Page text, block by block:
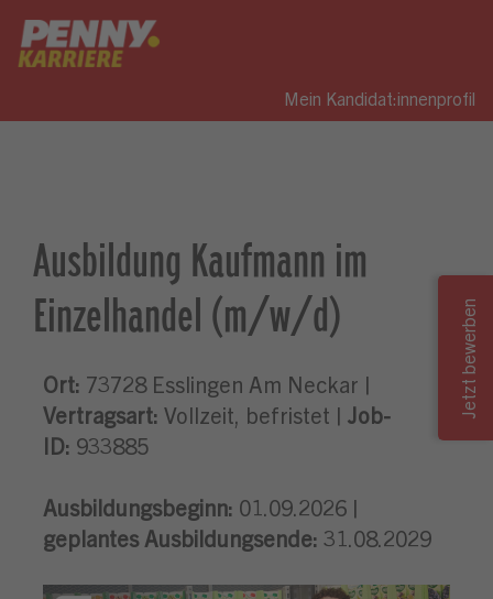
Mein Kandidat:innenprofil
Ausbildung Kaufmann im
Einzelhandel (m/w/d)
Ort: 73728 Esslingen Am Neckar |
Vertragsart: Vollzeit, befristet | Job-
ID: 933885
Ausbildungsbeginn: 01.09.2026 |
geplantes Ausbildungsende: 31.08.2029